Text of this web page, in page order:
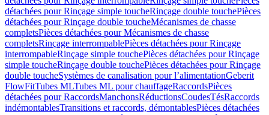
détachées pour Rinçage simple toucheRinçage double touchePièces
détachées pour Rinçage double toucheMécanismes de chasse
completsPièces détachées pour Mécanismes de chasse
completsRinçage interrompablePièces détachées pour Rinçage
interrompableRinçage simple touchePièces détachées pour Rinçage
simple toucheRinçage double touchePièces détachées pour Rinçage
double toucheSystèmes de canalisation pour l’alimentationGeberit
FlowFitTubes MLTubes ML pour chauffageRaccordsPièces
détachées pour RaccordsManchonsRéductionsCoudesTésRaccords
indémontablesTransitions et raccords, démontablesPièces détachées